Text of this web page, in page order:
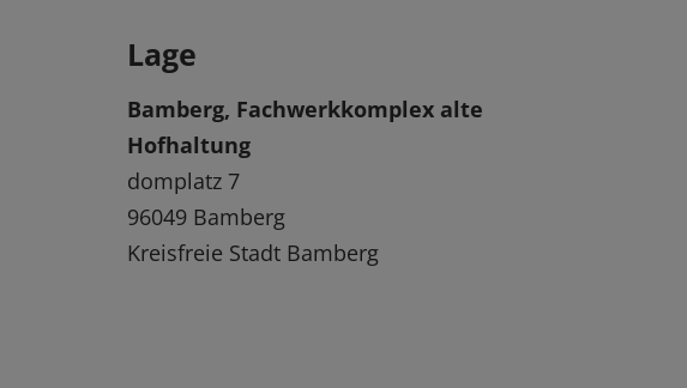
Lage
Bamberg, Fachwerkkomplex alte
Hofhaltung
domplatz 7
96049 Bamberg
Kreisfreie Stadt Bamberg